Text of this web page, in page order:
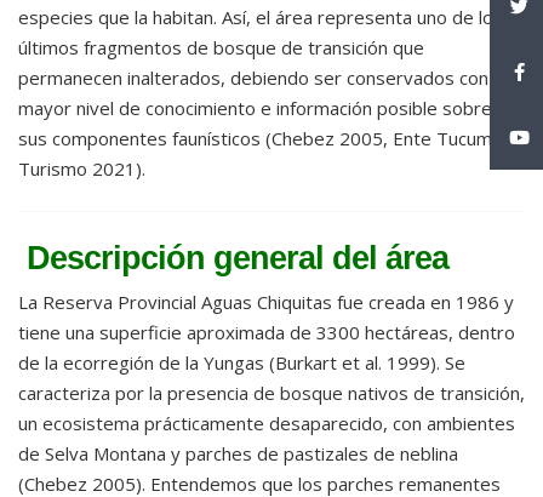
especies que la habitan. Así, el área representa uno de los
últimos fragmentos de bosque de transición que
permanecen inalterados, debiendo ser conservados con el
mayor nivel de conocimiento e información posible sobre
sus componentes faunísticos (Chebez 2005, Ente Tucumán
Turismo 2021).
Descripción general del área
La Reserva Provincial Aguas Chiquitas fue creada en 1986 y
tiene una superficie aproximada de 3300 hectáreas, dentro
de la ecorregión de la Yungas (Burkart et al. 1999). Se
caracteriza por la presencia de bosque nativos de transición,
un ecosistema prácticamente desaparecido, con ambientes
de Selva Montana y parches de pastizales de neblina
(Chebez 2005). Entendemos que los parches remanentes